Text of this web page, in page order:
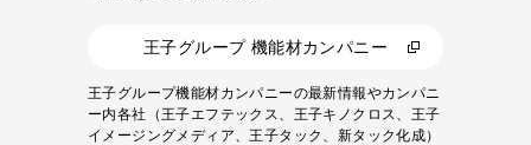
王子グループ 機能材カンパニー
王子グループ機能材カンパニーの最新情報やカンパニ
ー内各社（王子エフテックス、王子キノクロス、王子
イメージングメディア、王子タック、新タック化成）